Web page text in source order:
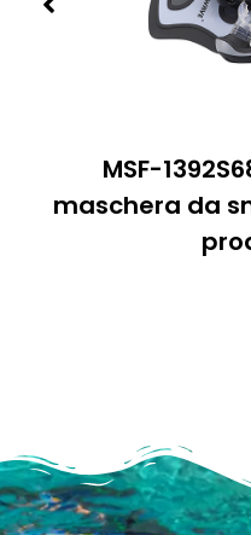
MSF-
maschera da